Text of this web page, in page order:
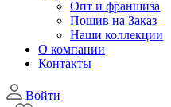
Опт и франшиза
Пошив на Заказ
Наши коллекции
О компании
Контакты
Войти